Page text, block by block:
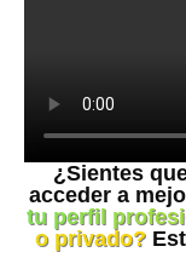
¿Sientes
acceder a
tu perfil
o privado?